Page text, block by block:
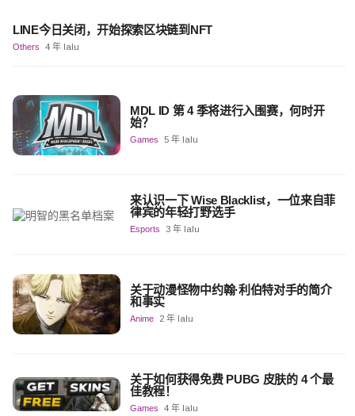
LINE今日关闭，开始探索区块链到NFT
Others 4 年 lalu
MDL ID 第 4 季将进行入围赛，何时开
始？
Games 5 年 lalu
来认识一下 Wise Blacklist，一位来自菲
律宾的年轻打野选手
Esports 3 年 lalu
关于动漫怪物中约翰·利伯特对手的简介
和事实
Anime 2 年 lalu
关于如何获得免费 PUBG 皮肤的 4 个最
佳教程！
Games 4 年 lalu